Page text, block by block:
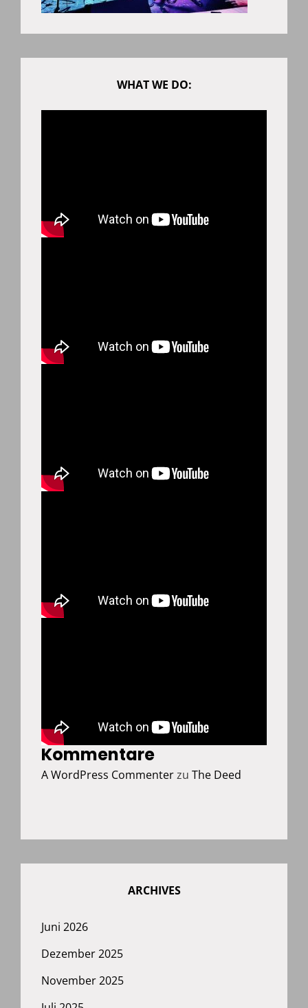
WHAT WE DO:
Kommentare
A WordPress Commenterzu The Deed
ARCHIVES
Juni 2026
Dezember 2025
November 2025